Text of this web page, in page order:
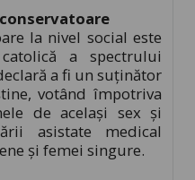
la nivel social este
a spectrului
a fi un suținător
votând împotriva
de același sex și
asistate medical
și femei singure.